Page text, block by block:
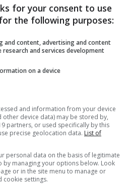
trasferimento diDe
euro dalClub Bruggeha
segno con la maglia dei
il giocatore su un
for your consent to use
the following purposes:
and content, advertising and content
research and services development
on a device
and information from your device
device data) may be stored by,
partners, or used specifically by this
precise geolocation data. List of
personal data on the basis of legitimate
by managing your options below. Look
or in the site menu to manage or
cookie settings.